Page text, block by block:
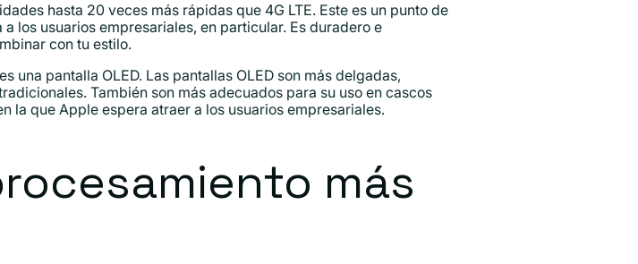
hasta 20 veces más rápidas que 4G LTE. Este es un punto de
los usuarios empresariales, en particular. Es duradero e
con tu estilo.
una pantalla OLED. Las pantallas OLED son más delgadas,
También son más adecuados para su uso en cascos
la que Apple espera atraer a los usuarios empresariales.
más